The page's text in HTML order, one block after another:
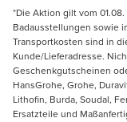
*Die Aktion gilt vom
Badausstellungen sowie
Transportkosten sind in
Kunde/Lieferadresse.
Geschenkgutscheinen
HansGrohe, Grohe,
Lithofin, Burda, Soudal,
Ersatzteile und